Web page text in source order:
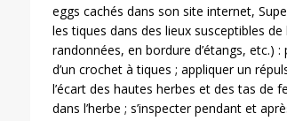
eggs cachés dans son site internet,
les tiques dans des lieux susceptibles
randonnées, en bordure d’étangs, etc.)
d’un crochet à tiques ; appliquer un
l’écart des hautes herbes et des tas de
dans l’herbe ; s’inspecter pendant et